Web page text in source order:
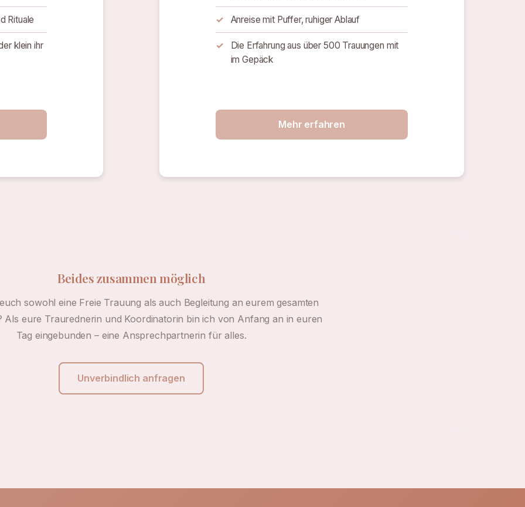
Rituale
klein ihr
Anreise mit Puffer, ruhiger Ablauf
Die Erfahrung aus über 500 Trauungen mit
im Gepäck
Mehr erfahren
Beides zusammen möglich
sowohl eine Freie Trauung als auch Begleitung an eurem gesamten
Als eure Traurednerin und Koordinatorin bin ich von Anfang an in euren
Tag eingebunden – eine Ansprechpartnerin für alles.
Unverbindlich anfragen